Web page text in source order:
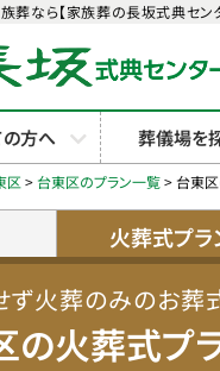
葬なら【家族葬の長坂式典セン
方へ 葬儀場を
区 >台東区のプラン一覧>台東
火葬式プラ
ず火葬のみのお葬
の火葬式プ